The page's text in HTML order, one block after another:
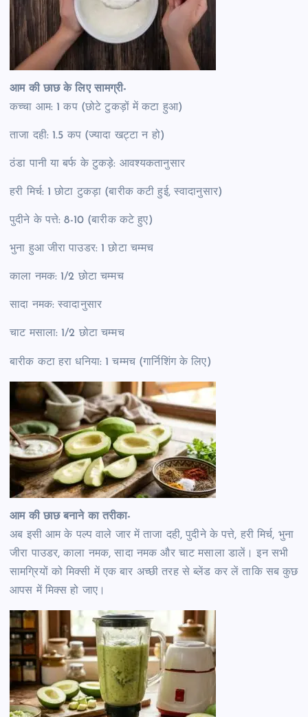
आम की छाछ के लिए सामग्री-
कच्चा आम: 1 कप (छोटे टुकड़ों में कटा हुआ)
ताजा दही: 1.5 कप (ज्यादा खट्टा न हो)
ठंडा पानी या बर्फ के टुकड़े: आवश्यकतानुसार
हरी मिर्च: 1 छोटा टुकड़ा (बारीक कटी हुई, स्वादानुसार)
पुदीने के पत्ते: 8-10 (बारीक कटे हुए)
भुना हुआ जीरा पाउडर: 1 छोटा चम्मच
काला नमक: 1/2 छोटा चम्मच
सादा नमक: स्वादानुसार
चाट मसाला: 1/2 छोटा चम्मच
बारीक कटा हरा धनिया: 1 चम्मच (गार्निशिंग के लिए)
आम की छाछ बनाने का तरीका-
अब इसी आम के पल्प वाले जार में ताजा दही, पुदीने के पत्ते, हरी मिर्च, भुना
जीरा पाउडर, काला नमक, सादा नमक और चाट मसाला डालें। इन सभी
सामग्रियों को मिक्सी में एक बार अच्छी तरह से ब्लेंड कर लें ताकि सब कुछ
आपस में मिक्स हो जाए।